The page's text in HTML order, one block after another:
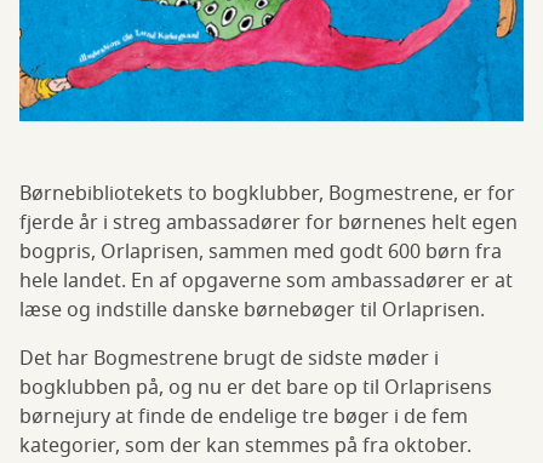
Børnebibliotekets to bogklubber, Bogmestrene, er for
fjerde år i streg ambassadører for børnenes helt egen
bogpris, Orlaprisen, sammen med godt 600 børn fra
hele landet. En af opgaverne som ambassadører er at
læse og indstille danske børnebøger til Orlaprisen.
Det har Bogmestrene brugt de sidste møder i
bogklubben på, og nu er det bare op til Orlaprisens
børnejury at finde de endelige tre bøger i de fem
kategorier, som der kan stemmes på fra oktober.